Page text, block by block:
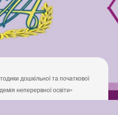
Play is Our Brain’s Favorite
Way
New Friends Everyday at
дошкільної та початкової
неперервної освіти»